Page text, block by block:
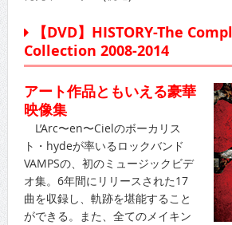
【DVD】HISTORY-The
Collection 2008-2014
アート作品ともいえる豪華
映像集
L’Arc〜en〜Cielのボーカリス
ト・hydeが率いるロックバンド
VAMPSの、初のミュージックビデ
オ集。6年間にリリースされた17
曲を収録し、軌跡を堪能すること
ができる。また、全てのメイキン